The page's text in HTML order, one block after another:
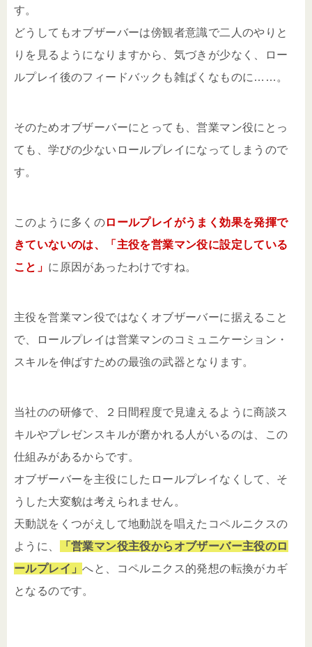
す。
どうしてもオブザーバーは傍観者意識で二人のやりと
りを見るようになりますから、気づきが少なく、ロー
ルプレイ後のフィードバックも雑ぱくなものに……。
そのためオブザーバーにとっても、営業マン役にとっ
ても、学びの少ないロールプレイになってしまうので
す。
このように多くのロールプレイがうまく効果を発揮で
きていないのは、「主役を営業マン役に設定している
こと」 に原因があったわけですね。
主役を営業マン役ではなくオブザーバーに据えること
で、ロールプレイは営業マンのコミュニケーション・
スキルを伸ばすための最強の武器となります。
当社のの研修で、２日間程度で見違えるように商談ス
キルやプレゼンスキルが磨かれる人がいるのは、この
仕組みがあるからです。
オブザーバーを主役にしたロールプレイなくして、そ
うした大変貌は考えられません。
天動説をくつがえして地動説を唱えたコペルニクスの
ように、
「営業マン役主役からオブザーバー主役のロ
ールプレイ」へと、コペルニクス的発想の転換がカギ
となるのです。